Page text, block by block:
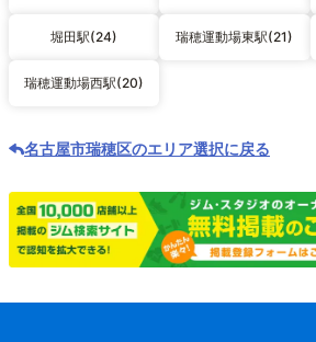
堀田駅(24) 瑞穂運動場東駅(21)
瑞穂運動場西駅(20)
名古屋市瑞穂区のエリア選択に戻る